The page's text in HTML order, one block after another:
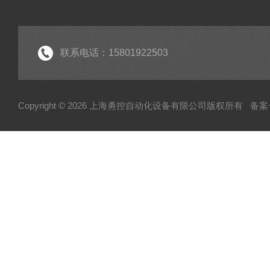
联系电话：15801922503
Copyright © 2026 上海勇控自动化设备有限公司版权所有 备案